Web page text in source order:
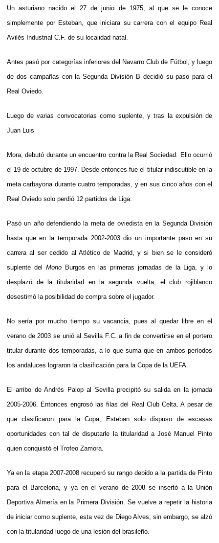
Un asturiano nacido el 27 de junio de 1975, al que se le conoce
simplemente por Esteban, que iniciara su carrera con el equipo Real
Avilés Industrial C.F. de su localidad natal.
Antes pasó por categorías inferiores del Navarro Club de Fútbol, y luego
de dos campañas con la Segunda División B decidió su paso para el
Real Oviedo.
Luego de varias convocatorias como suplente, y tras la expulsión de
Juan Luis
Mora, debutó durante un encuentro contra la Real Sociedad. Ello ocurrió
el 19 de octubre de 1997. Desde entonces fue el titular indiscutible en la
meta carbayona durante cuatro temporadas, y en sus cinco años con el
Real Oviedo solo perdió 12 partidos de Liga.
Pasó un año defendiendo la meta de oviedista en la Segunda División
hasta que en la temporada 2002-2003 dio un importante paso en su
carrera al ser cedido al Atlético de Madrid, y si bien se le consideró
suplente del Mono Burgos en las primeras jornadas de la Liga, y lo
desplazó de la titularidad en la segunda vuelta, el club rojiblanco
desestimó la posibilidad de compra sobre el jugador.
No sería por mucho tiempo su vacancia, pues al quedar libre en el
verano de 2003 se unió al Sevilla F.C. a fin de convertirse en el portero
titular durante dos temporadas, a lo que suma que en ambos períodos
los andaluces lograron la clasificación para la Copa de la UEFA.
El arribo de Andrés Palop al Sevilla precipitó su salida en la jornada
2005-2006. Entonces engrosó las filas del Real Club Celta. A pesar de
que clasificaron para la Copa, Esteban solo dispuso de escasas
oportunidades con tal de disputarle la titularidad a José Manuel Pinto
quien conquistó el Trofeo Zamora.
Ya en la etapa 2007-2008 recuperó su rango debido a la partida de Pinto
para el Barcelona, y ya en el verano de 2008 se insertó a la Unión
Deportiva Almería en la Primera División. Se vuelve a repetir la historia
de iniciar como suplente, esta vez de Diego Alves; sin embargo, se alzó
con la titularidad luego de una lesión del brasileño.